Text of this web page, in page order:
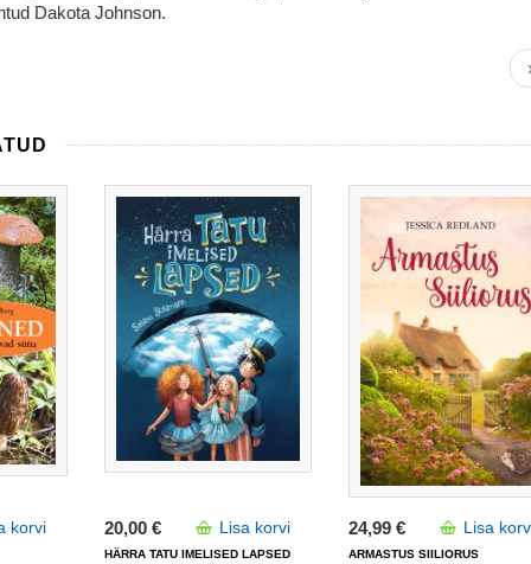
Dakota Johnson.
korvi Lisa korvi
20,00 €
HÄRRA TATU IMELISED LAPSED
Lisa
24,99 €
ARMASTUS SIILIORUS